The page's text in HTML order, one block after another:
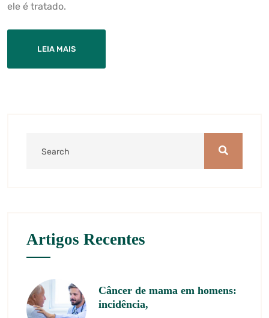
ele é tratado.
LEIA MAIS
Artigos Recentes
Câncer de mama em homens:
incidência,